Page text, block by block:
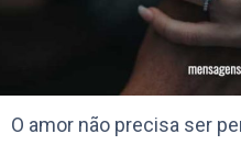
O amor não precisa ser